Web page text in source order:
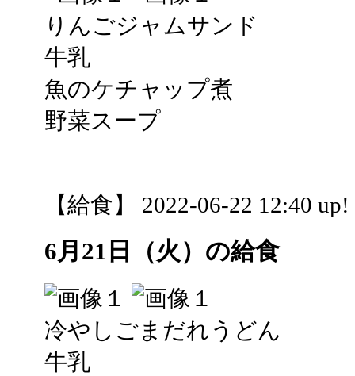
りんごジャムサンド
牛乳
魚のケチャップ煮
野菜スープ
【給食】 2022-06-22 12:40 up!
6月21日（火）の給食
冷やしごまだれうどん
牛乳